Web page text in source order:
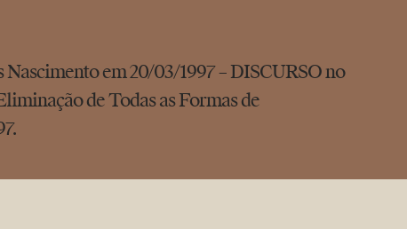
em 20/03/1997 – DISCURSO no
de Todas as Formas de